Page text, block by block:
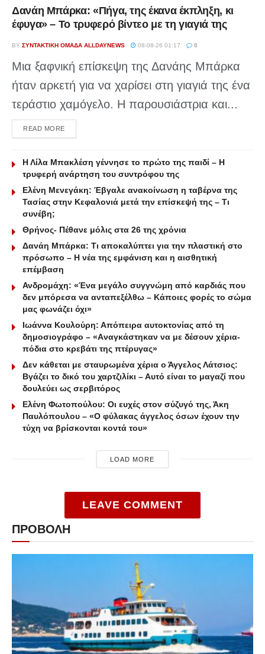
Δανάη Μπάρκα: «Πήγα, της έκανα έκπληξη, κι
έφυγα» – Το τρυφερό βίντεο με τη γιαγιά της
BY ΣΥΝΤΑΚΤΙΚΉ ΟΜΆΔΑ ALLDAYNEWS 08-08-26 01:17 0
Μια ξαφνική επίσκεψη της Δανάης Μπάρκα
ήταν αρκετή για να χαρίσει στη γιαγιά της ένα
τεράστιο χαμόγελο. Η παρουσιάστρια και...
READ MOREDETAILS
Η Λίλα Μπακλέση γέννησε το πρώτο της παιδί – Η
τρυφερή ανάρτηση του συντρόφου της
Ελένη Μενεγάκη: Έβγαλε ανακοίνωση η ταβέρνα της
Τασίας στην Κεφαλονιά μετά την επίσκεψή της – Τι
συνέβη;
Θρήνος- Πέθανε μόλις στα 26 της χρόνια
Δανάη Μπάρκα: Τι αποκαλύπτει για την πλαστική στο
πρόσωπο – Η νέα της εμφάνιση και η αισθητική
επέμβαση
Ανδρομάχη: «Ένα μεγάλο συγγνώμη από καρδιάς που
δεν μπόρεσα να ανταπεξέλθω – Κάποιες φορές το σώμα
μας φωνάζει όχι»
Ιωάννα Κουλούρη: Απόπειρα αυτοκτονίας από τη
δημοσιογράφο – «Aναγκάστηκαν να με δέσουν χέρια-
πόδια στο κρεβάτι της πτέρυγας»
Δεν κάθεται με σταυρωμένα χέρια ο Άγγελος Λάτσιος:
Βγάζει το δικό του χαρτζιλίκι – Αυτό είναι το μαγαζί που
δουλεύει ως σερβιτόρος
Ελένη Φωτοπούλου: Οι ευχές στον σύζυγό της, Άκη
Παυλόπουλου – «Ο φύλακας άγγελος όσων έχουν την
τύχη να βρίσκονται κοντά του»
LOAD MORE
LEAVE COMMENT
ΠΡΟΒΟΛΗ